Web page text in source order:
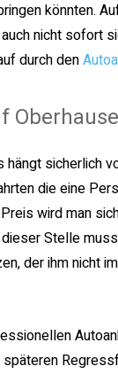
könnten.
nicht sofort
durch den
sicherlich
die eine
wird man
Stelle
der ihm nicht